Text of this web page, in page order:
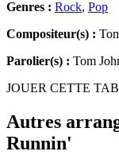
Genres : Rock, Pop
Compositeur(s) :
Parolier(s) : Tom
JOUER CETTE
Autres
Runnin'